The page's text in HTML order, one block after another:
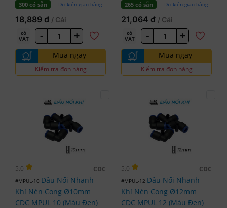
300 có sẵn Dự kiến giao hàng
18,889 đ / Cái
có
VAT
- +
Mua ngay
Kiểm tra đơn hàng
265 có sẵn Dự kiến giao hàng
21,064 đ / Cái
có
VAT
- +
Mua ngay
Kiểm tra đơn hàng
5.0 CDC
#MPUL-10 Đầu Nối Nhanh
Khí Nén Cong Ø10mm
CDC MPUL 10 (Màu Đen)
5.0 CDC
#MPUL-12 Đầu Nối Nhanh
Khí Nén Cong Ø12mm
CDC MPUL 12 (Màu Đen)